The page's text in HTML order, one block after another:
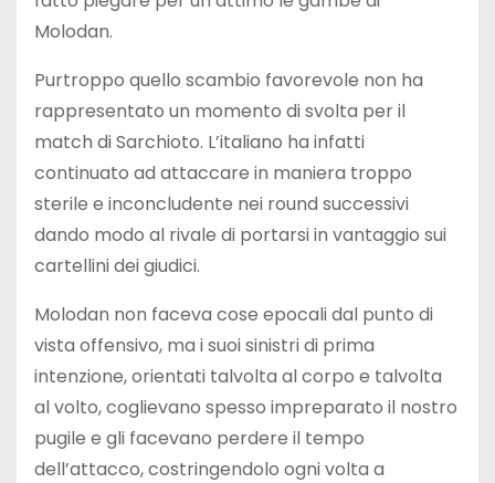
Molodan.
Purtroppo quello scambio favorevole non ha
rappresentato un momento di svolta per il
match di Sarchioto. L’italiano ha infatti
continuato ad attaccare in maniera troppo
sterile e inconcludente nei round successivi
dando modo al rivale di portarsi in vantaggio sui
cartellini dei giudici.
Molodan non faceva cose epocali dal punto di
vista offensivo, ma i suoi sinistri di prima
intenzione, orientati talvolta al corpo e talvolta
al volto, coglievano spesso impreparato il nostro
pugile e gli facevano perdere il tempo
dell’attacco, costringendolo ogni volta a